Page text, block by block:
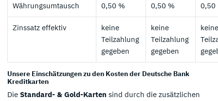
Währungsumtausch 0,50 % 0,50 % 0,50
Zinssatz effektiv
keine
Teilzahlung
gegeben
keine
Teilzahlung
gegeben
keine
Unsere Einschätzungen zu den Kosten der Deutsche Bank
Kreditkarten
Die Standard- & Gold-Karten sind durch die zusätzlichen